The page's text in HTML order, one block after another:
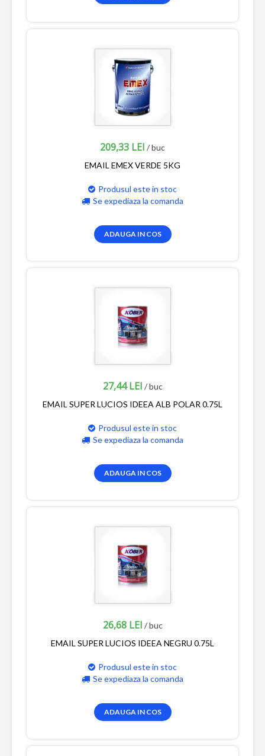
209,33 LEI / buc
EMAIL EMEX VERDE 5KG
Produsul este in stoc
Se expediaza la comanda
ADAUGA IN COS
27,44 LEI / buc
EMAIL SUPER LUCIOS IDEEA ALB POLAR 0.75L
Produsul este in stoc
Se expediaza la comanda
ADAUGA IN COS
26,68 LEI / buc
EMAIL SUPER LUCIOS IDEEA NEGRU 0.75L
Produsul este in stoc
Se expediaza la comanda
ADAUGA IN COS